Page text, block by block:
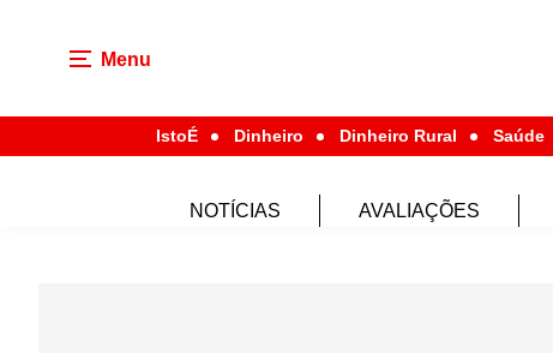
Menu
IstoÉ Dinheiro Dinheiro Rural Saúde
NOTÍCIAS AVALIAÇÕES